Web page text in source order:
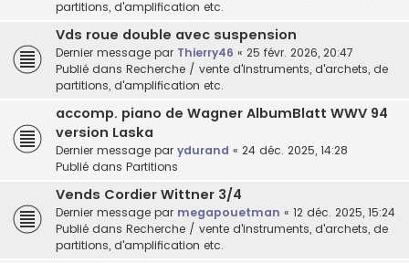
partitions, d'amplification etc.
Vds roue double avec suspension
Dernier message par Thierry46 « 25 févr. 2026, 20:47
Publié dans Recherche / vente d'instruments, d'archets, de
partitions, d'amplification etc.
accomp. piano de Wagner AlbumBlatt WWV 94
version Laska
Dernier message par ydurand « 24 déc. 2025, 14:28
Publié dans Partitions
Vends Cordier Wittner 3/4
Dernier message par megapouetman « 12 déc. 2025, 15:24
Publié dans Recherche / vente d'instruments, d'archets, de
partitions, d'amplification etc.